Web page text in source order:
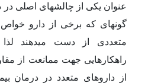
عنوان یکی از چالش­های اصلی در
گونه­ای که برخی از دارو خواص
متعددی از دست می­دهند لذا
راهکارهایی جهت ممانعت از
از داروهای متعدد در درمان